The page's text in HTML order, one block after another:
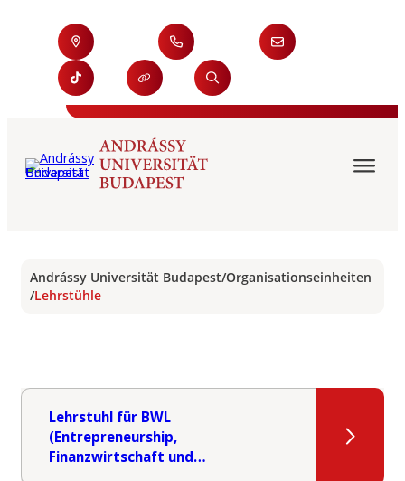
Andrássy Universität Budapest/Organisationseinheiten
/Lehrstühle
Lehrstuhl für BWL
(Entrepreneurship,
Finanzwirtschaft und